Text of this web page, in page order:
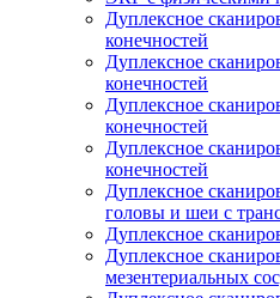
Дуплексное
конечностей
Дуплексное
конечностей
Дуплексное
конечностей
Дуплексное
конечностей
Дуплексное
головы и шеи с
Дуплексное
Дуплексное
мезентериальных